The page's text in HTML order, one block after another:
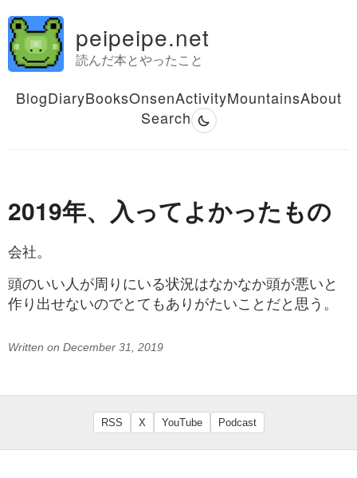
peipeipe.net
読んだ本とやったこと
BlogDiaryBooksOnsenActivityMountainsAbout
Search
2019年、入ってよかったもの
会社。
頭のいい人が周りにいる状況はなかなか頭が悪いと
作り出せないのでとてもありがたいことだと思う。
Written on December 31, 2019
RSS X YouTube Podcast